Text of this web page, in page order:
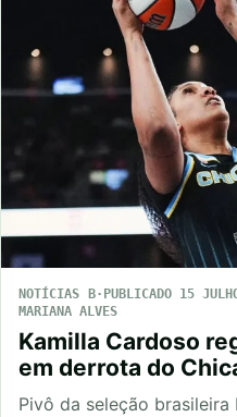
NOTÍCIAS PUBLICADO 15
MARIANA ALVES
Kamilla Cardoso
em derrota do
Pivô da seleção